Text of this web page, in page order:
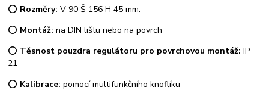
⭕ Rozměry: V 90 Š 156 H 45 mm.
⭕ Montáž: na DIN lištu nebo na povrch
⭕ Těsnost pouzdra regulátoru pro povrchovou montáž: IP
21
⭕ Kalibrace: pomocí multifunkčního knoflíku